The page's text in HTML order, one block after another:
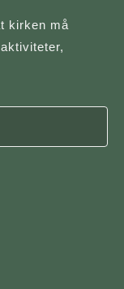
kirken må